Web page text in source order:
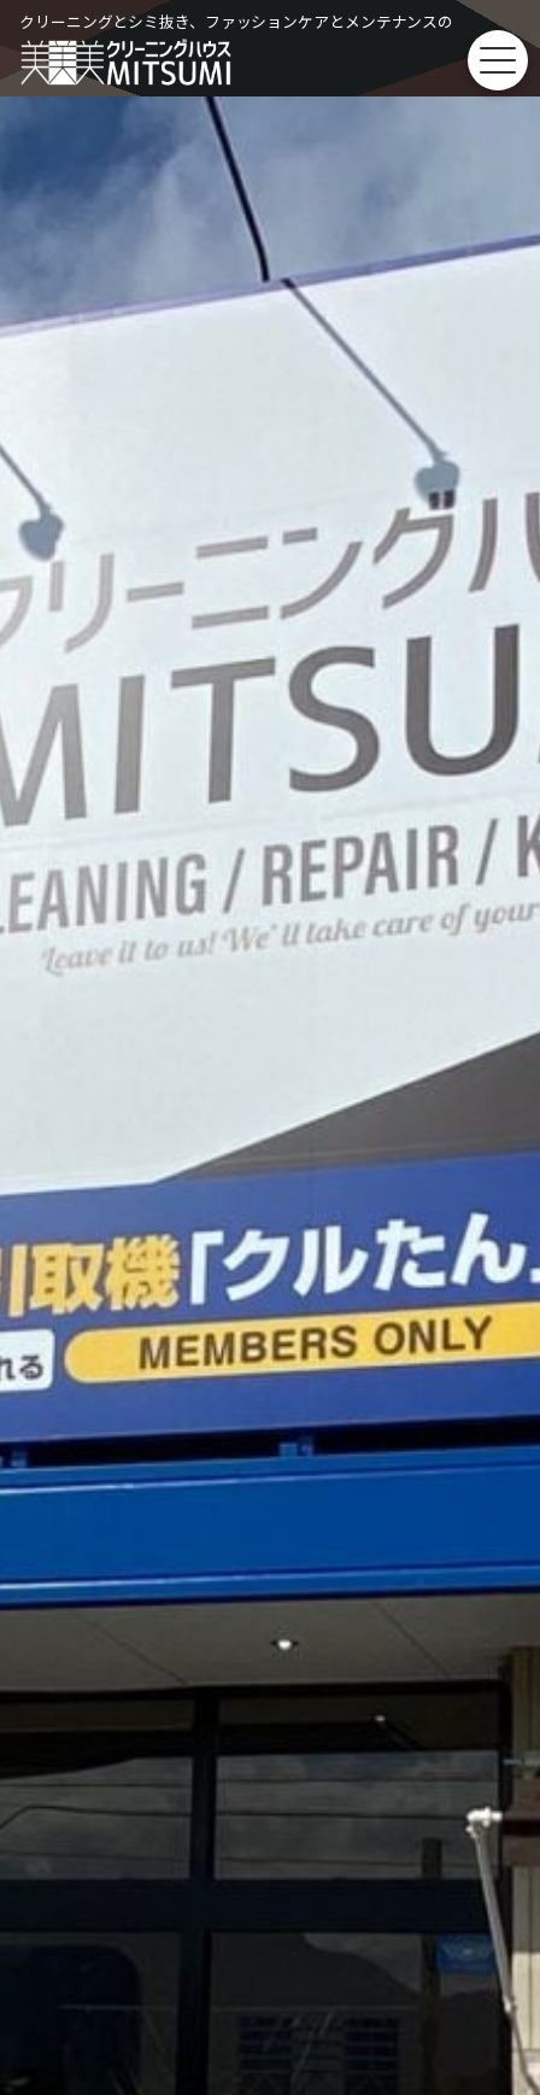
Skip
to
content
クリーニングとシミ抜き、ファッションケアとメンテナンスの